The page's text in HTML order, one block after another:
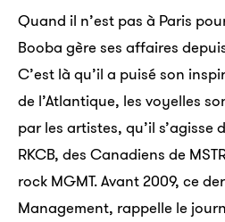
Quand il n’est pas à Paris
Booba gère ses affaires
C’est là qu’il a puisé son
de l’Atlantique, les voyelles
par les artistes, qu’il s’agisse
RKCB, des Canadiens de
rock MGMT. Avant 2009, ce
Management, rappelle le